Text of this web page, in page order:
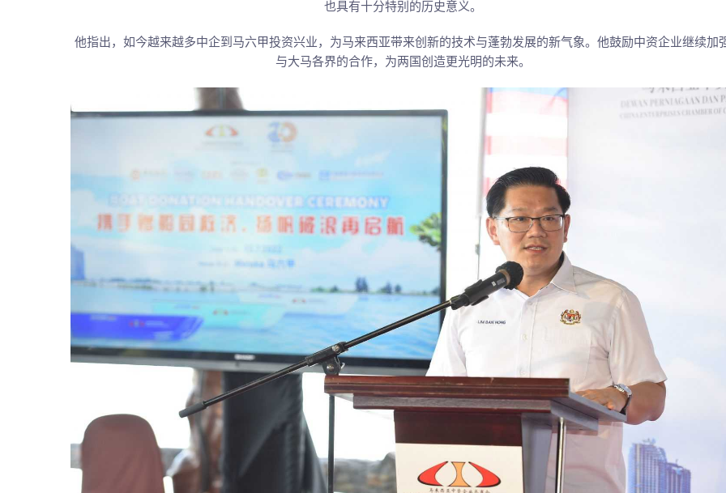
也具有十分特别的历史意义。
他指出，如今越来越多中企到马六甲投资兴业，为马来西亚带来创新的技术与蓬勃发展的新气象。他鼓励中资企业继续加
与大马各界的合作，为两国创造更光明的未来。